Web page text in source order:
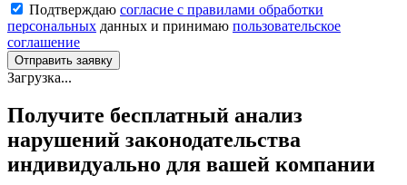
Подтверждаю согласие с правилами обработки
персональных данных и принимаю пользовательское
соглашение
Отправить заявку
Загрузка...
Получите бесплатный анализ
нарушений законодательства
индивидуально для вашей компании